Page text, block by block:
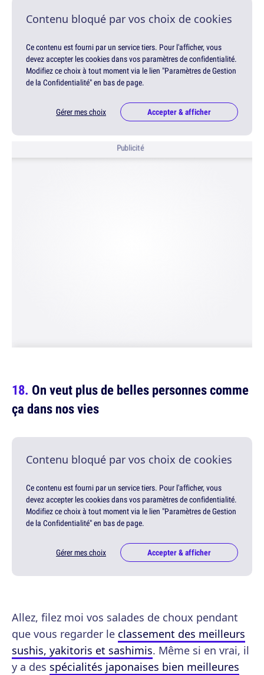
Contenu bloqué par vos choix de cookies
Ce contenu est fourni par un service tiers. Pour l'afficher, vous
devez accepter les cookies dans vos paramètres de confidentialité.
Modifiez ce choix à tout moment via le lien "Paramètres de Gestion
de la Confidentialité" en bas de page.
Gérer mes choix Accepter & afficher
Publicité
On veut plus de belles personnes comme
ça dans nos vies
Contenu bloqué par vos choix de cookies
Ce contenu est fourni par un service tiers. Pour l'afficher, vous
devez accepter les cookies dans vos paramètres de confidentialité.
Modifiez ce choix à tout moment via le lien "Paramètres de Gestion
de la Confidentialité" en bas de page.
Gérer mes choix Accepter & afficher
Allez, filez moi vos salades de choux pendant
que vous regarder le classement des meilleurs
sushis, yakitoris et sashimis. Même si en vrai, il
y a des spécialités japonaises bien meilleures